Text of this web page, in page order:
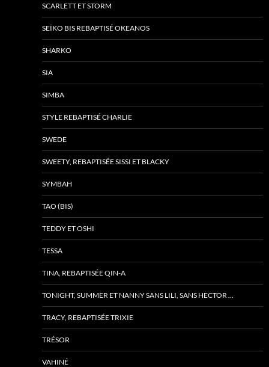
SCARLETT ET STORM
SEÏKO BIS REBAPTISÉ OKEANOS
SHARKO
SIA
SIMBA
STYLE REBAPTISÉ CHARLIE
SWEDE
SWEETY, REBAPTISÉE SISSI ET BLACKY
SYMBAH
TAO (BIS)
TEDDY ET OSHI
TESSA
TINA, REBAPTISÉE QIN-A
TONIGHT, SUMMER ET NANNY SANS LILI, SANS HECTOR …
TRACY, REBAPTISÉE TRIXIE
TRÉSOR
VAHINÉ